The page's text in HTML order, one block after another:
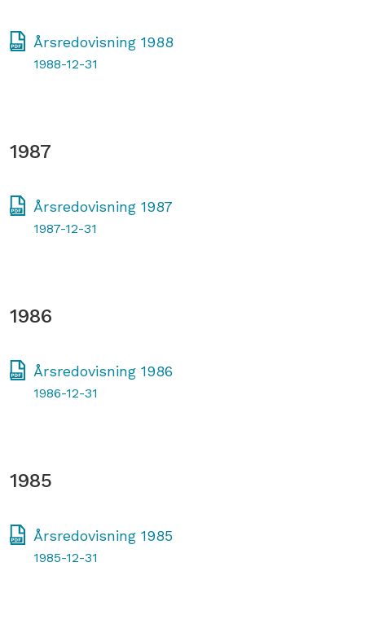
Årsredovisning 1988
1988-12-31
1987
Årsredovisning 1987
1987-12-31
1986
Årsredovisning 1986
1986-12-31
1985
Årsredovisning 1985
1985-12-31